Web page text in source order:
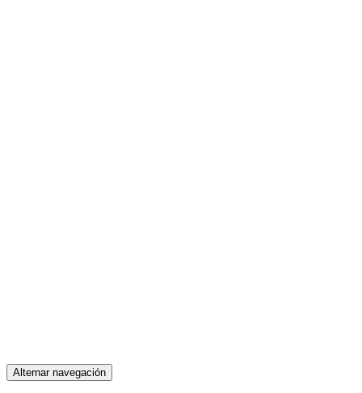
Alternar navegación